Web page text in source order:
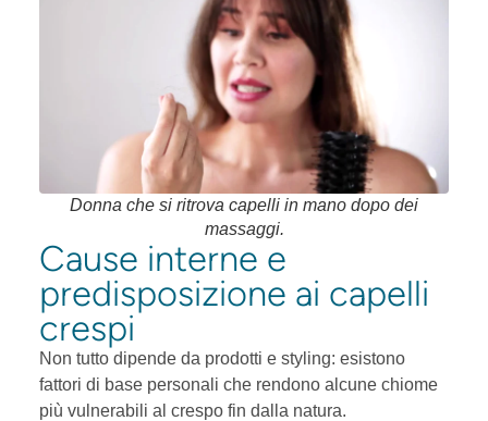
Donna che si ritrova capelli in mano dopo dei
massaggi.
Cause interne e
predisposizione ai capelli
crespi
Non tutto dipende da prodotti e styling: esistono
fattori di base personali che rendono alcune chiome
più vulnerabili al crespo fin dalla natura.